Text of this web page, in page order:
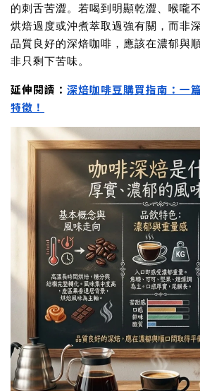
的刺舌苦澀。若喝到明顯乾澀、喉嚨
烘焙過度或沖煮萃取過強有關，而非
品質良好的深焙咖啡，應該在濃郁與
非只剩下苦味。
延伸閱讀： 深焙咖啡豆購買指南：一
特徵！